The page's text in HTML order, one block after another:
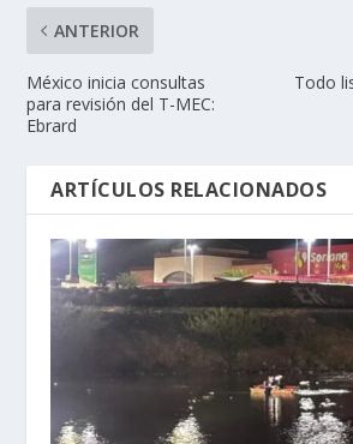
ANTERIOR
México inicia consultas
para revisión del T-MEC:
Ebrard
Todo
ARTÍCULOS RELACIONADOS